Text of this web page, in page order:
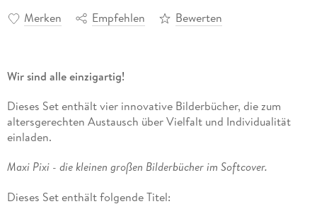
Merken Empfehlen Bewerten
Wir sind alle einzigartig!
Dieses Set enthält vier innovative Bilderbücher, die zum
altersgerechten Austausch über Vielfalt und Individualität
einladen.
Maxi Pixi - die kleinen großen Bilderbücher im Softcover.
Dieses Set enthält folgende Titel: